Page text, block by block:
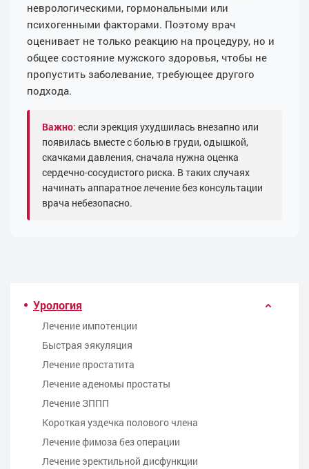
неврологическими, гормональными или
психогенными факторами. Поэтому врач
оценивает не только реакцию на процедуру, но и
общее состояние мужского здоровья, чтобы не
пропустить заболевание, требующее другого
подхода.
Важно: если эрекция ухудшилась внезапно или
появилась вместе с болью в груди, одышкой,
скачками давления, сначала нужна оценка
сердечно-сосудистого риска. В таких случаях
начинать аппаратное лечение без консультации
врача небезопасно.
Урология
Лечение импотенции
Быстрая эякуляция
Лечение простатита
Лечение аденомы простаты
Лечение ЗППП
Kороткая уздечка полового члена
Лечение фимоза без операции
Лечение эректильной дисфункции